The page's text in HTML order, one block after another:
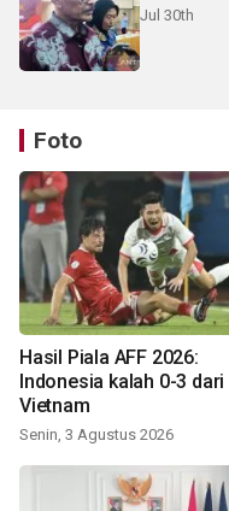
Jul 30th
Foto
Hasil Piala AFF 2026:
Indonesia kalah 0-3 dari
Vietnam
Senin, 3 Agustus 2026